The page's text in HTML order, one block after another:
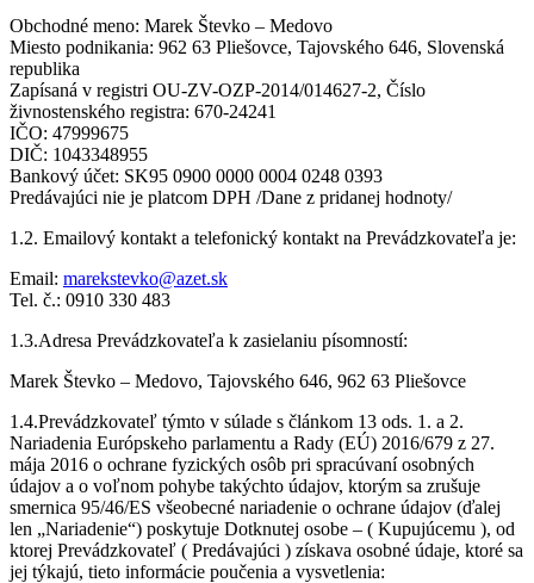
Obchodné meno: Marek Števko – Medovo
Miesto podnikania: 962 63 Pliešovce, Tajovského 646, Slovenská
republika
Zapísaná v registri OU-ZV-OZP-2014/014627-2, Číslo
živnostenského registra: 670-24241
IČO: 47999675
DIČ: 1043348955
Bankový účet: SK95 0900 0000 0004 0248 0393
Predávajúci nie je platcom DPH /Dane z pridanej hodnoty/
1.2. Emailový kontakt a telefonický kontakt na Prevádzkovateľa je:
Email: marekstevko@azet.sk
Tel. č.: 0910 330 483
1.3.Adresa Prevádzkovateľa k zasielaniu písomností:
Marek Števko – Medovo, Tajovského 646, 962 63 Pliešovce
1.4.Prevádzkovateľ týmto v súlade s článkom 13 ods. 1. a 2.
Nariadenia Európskeho parlamentu a Rady (EÚ) 2016/679 z 27.
mája 2016 o ochrane fyzických osôb pri spracúvaní osobných
údajov a o voľnom pohybe takýchto údajov, ktorým sa zrušuje
smernica 95/46/ES všeobecné nariadenie o ochrane údajov (ďalej
len „Nariadenie“) poskytuje Dotknutej osobe – ( Kupujúcemu ), od
ktorej Prevádzkovateľ ( Predávajúci ) získava osobné údaje, ktoré sa
jej týkajú, tieto informácie poučenia a vysvetlenia: